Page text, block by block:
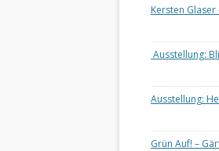
Kersten
Ausstellung:
Ausstellung:
Grün Auf! –